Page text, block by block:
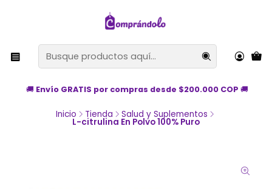
🚚 Envío GRATIS por compras desde $200.000 COP 🚚
Inicio Tienda Salud y Suplementos
L-citrulina En Polvo 100% Puro